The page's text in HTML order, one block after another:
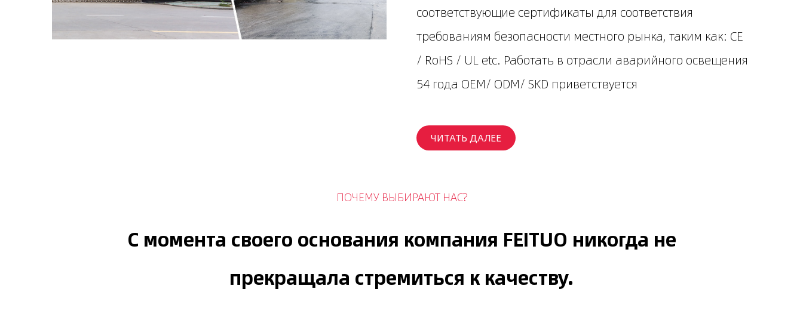
соответствующие сертификаты для соответствия
требованиям безопасности местного рынка, таким как: CE
/ RoHS / UL etc. Работать в отрасли аварийного освещения
54 года OEM/ ODM/ SKD приветствуется
ЧИТАТЬ ДАЛЕЕ
ПОЧЕМУ ВЫБИРАЮТ НАС?
С момента своего основания компания FEITUO никогда не
прекращала стремиться к качеству.